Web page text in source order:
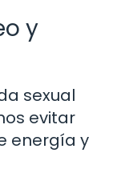
y
sexual
evitar
energía y